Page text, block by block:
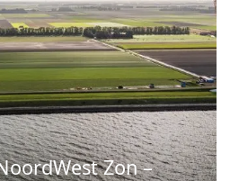
Zon –